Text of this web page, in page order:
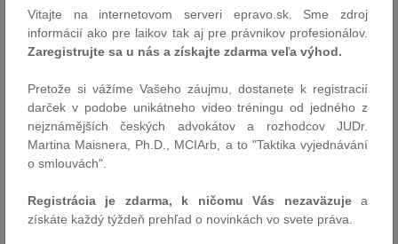
sú jej niektoré časti, ktoré poslanci NR SR doplnili do zákona
počas druhého čítania. Ide o významné zmeny pravidiel pre
využívanie elektronického trhoviska, dynamických nákupných
verejnom obstarávaní. V týchto častiach schválený zákon podľa
Kisku nedostatočne upravuje právne vzťahy vo verejnom
obstarávaní a nesprávne preberá právo Európskej únie (EÚ). "V
praxi môže spôsobiť problémy v už aj tak komplikovanom procese
verejného obstarávania," konštatoval Kiska.
nedostatkov. „Ich spoločným znakom je nesprávne, neúplné a
nedôsledné preberanie nových smerníc EÚ o verejnom
Vitajte na internetovom serveri epravo.sk. Sme zdroj
informácií ako pre laikov tak aj pre právnikov profesionálov.
Zaregistrujte sa u nás a získajte zdarma veľa výhod.
Pretože si vážíme Vašeho záujmu, dostanete k registracií
darček v podobe unikátneho video tréningu od jedného z
nejznámějších českých advokátov a rozhodcov JUDr.
Martina Maisnera, Ph.D., MCIArb, a to "Taktika vyjednávání
o smlouvách".
Registrácia je zdarma, k ničomu Vás nezaväzujea
získáte každý týždeň prehľad o novinkách vo svete práva.